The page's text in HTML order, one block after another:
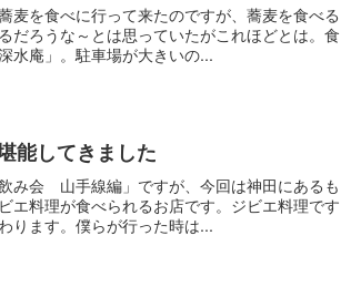
麦を食べに行って来たのですが、蕎麦を食べる
だろうな～とは思っていたがこれほどとは。食
水庵」。駐車場が大きいの...
能してきました
み会 山手線編」ですが、今回は神田にあるも
エ料理が食べられるお店です。ジビエ料理です
ります。僕らが行った時は...